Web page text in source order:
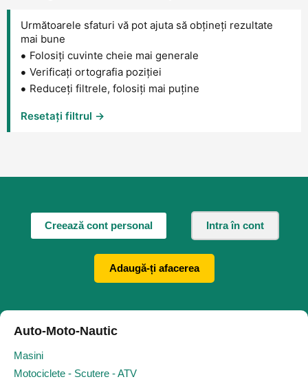
Următoarele sfaturi vă pot ajuta să obțineți rezultate
mai bune
Folosiți cuvinte cheie mai generale
Verificați ortografia poziției
Reduceți filtrele, folosiți mai puține
Resetați filtrul →
Creează cont personal Intra în cont
Adaugă-ți afacerea
Auto-Moto-Nautic
Masini
Motociclete - Scutere - ATV